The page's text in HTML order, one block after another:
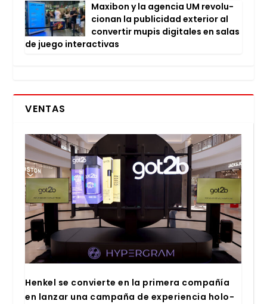
Maxi­bon y la agen­cia UM revo­lu­
cio­nan la publi­ci­dad exte­rior al
con­ver­tir mupis digi­ta­les en salas
de jue­go inter­ac­ti­vas
VENTAS
Hen­kel se con­vier­te en la pri­me­ra com­pa­ñía
en lan­zar una cam­pa­ña de expe­rien­cia holo­